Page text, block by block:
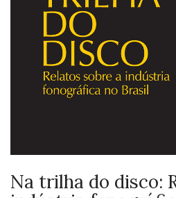
Na trilha do disco: